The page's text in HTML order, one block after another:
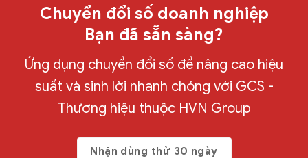
Chuyển đổi số doanh nghiệp
Bạn đã sẵn sàng?
Ứng dụng chuyển đổi số để nâng cao hiệu
suất và sinh lời nhanh chóng với GCS -
Thương hiệu thuộc HVN Group
Nhận dùng thử 30 ngày